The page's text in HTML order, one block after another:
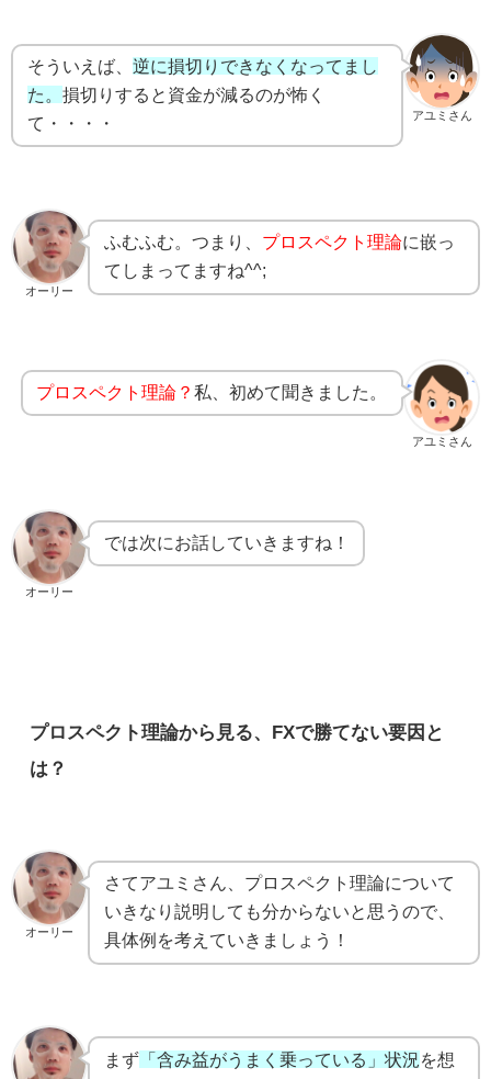
アユミさん
そういえば、 逆に損切りできなくなってまし
た。 損切りすると資金が減るのが怖く
て・・・・
オーリー
ふむふむ。つまり、 プロスペクト理論に嵌っ
てしまってますね^^;
アユミさん
プロスペクト理論？私、初めて聞きました。
オーリー
では次にお話していきますね！
プロスペクト理論から見る、FXで勝てない要因と
は？
オーリー
さてアユミさん、プロスペクト理論について
いきなり説明しても分からないと思うので、
具体例を考えていきましょう！
まず「含み益がうまく乗っている」状況 を想